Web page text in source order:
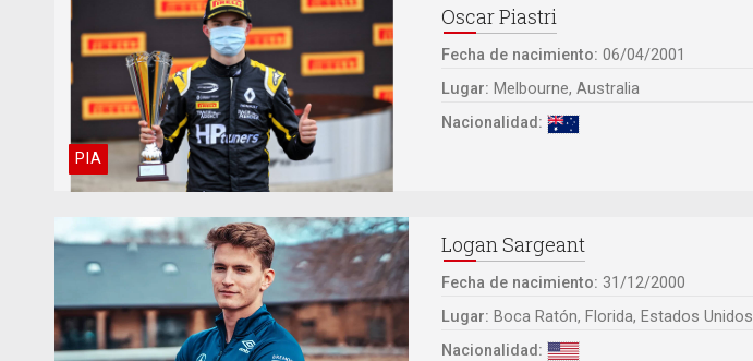
PIA
Oscar Piastri
Fecha de nacimiento: 06/04/2001
Lugar: Melbourne, Australia
Nacionalidad:
Logan Sargeant
Fecha de nacimiento: 31/12/2000
Lugar: Boca Ratón, Florida, Estados Unidos
Nacionalidad: